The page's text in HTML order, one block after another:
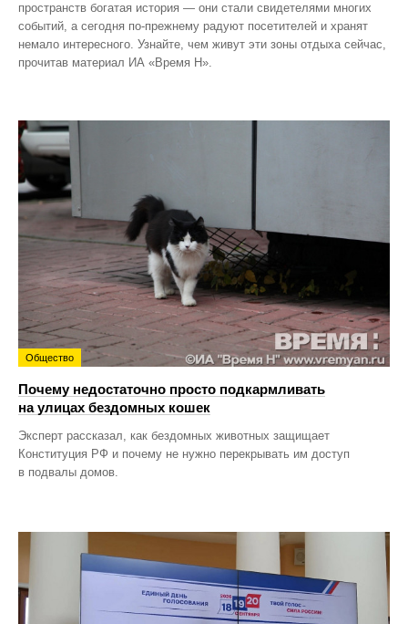
пространств богатая история — они стали свидетелями многих
событий, а сегодня по‑прежнему радуют посетителей и хранят
немало интересного. Узнайте, чем живут эти зоны отдыха сейчас,
прочитав материал ИА «Время Н».
Общество
Почему недостаточно просто подкармливать
на улицах бездомных кошек
Эксперт рассказал, как бездомных животных защищает
Конституция РФ и почему не нужно перекрывать им доступ
в подвалы домов.